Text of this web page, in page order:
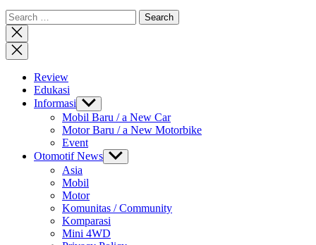
Search
for:
Close
search
Review
Edukasi
Informasi Show
sub
menu
Mobil Baru / a New Car
Motor Baru / a New Motorbike
Event
Otomotif News Show
sub
Asia
Mobil
Motor
Komunitas / Community
Komparasi
Mini 4WD